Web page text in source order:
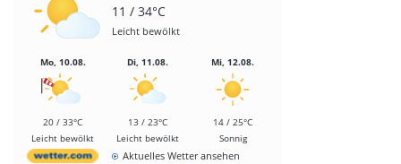
11 / 34°C
Leicht bewölkt
Mo, 10.08.
20 / 33°C
Leicht bewölkt
Di, 11.08.
13 / 23°C
Leicht bewölkt
Mi, 12.08.
14 / 25°C
Sonnig
Aktuelles Wetter ansehen